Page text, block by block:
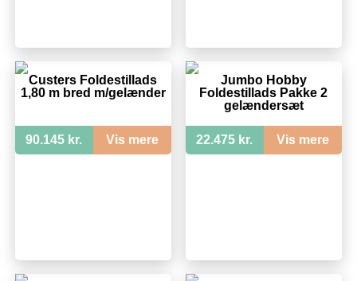
Custers Foldestillads
1,80 m bred m/gelænder
90.145 kr. Vis mere
Jumbo Hobby
Foldestillads Pakke 2
gelændersæt
22.475 kr. Vis mere